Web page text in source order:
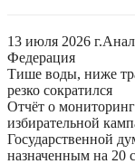
13 июля 2026 г.
Федерация
Тише воды, ниже
резко сократился
Отчёт о
избирательной
Государственной
назначенным на 20